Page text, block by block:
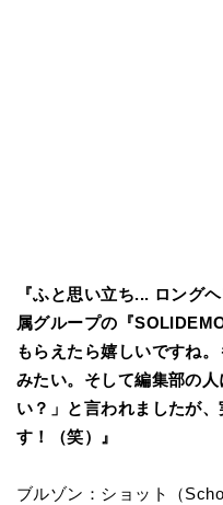
『ふと思い立ち... ロング
属グループの『
もらえたら嬉しいですね
みたい。そして編集部の
い？」と言われましたが
す！（笑）』
ブルゾン：ショット（